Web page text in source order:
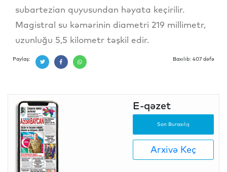
subartezian quyusundan həyata keçirilir.
Magistral su kəmərinin diametri 219 millimetr,
uzunluğu 5,5 kilometr təşkil edir.
Paylaş: Baxılıb: 407 dəfə
E-qəzet
Son Buraxılış
Arxivə Keç